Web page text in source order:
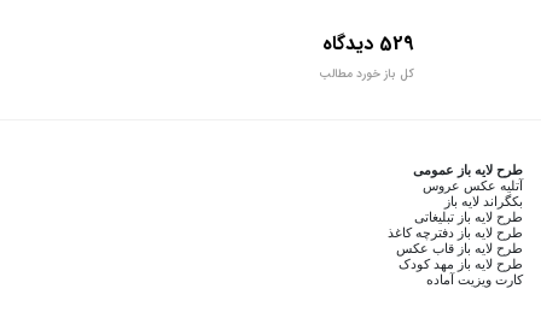
529 دیدگاه
کل باز خورد مطالب
طرح لایه باز عمومی
آتلیه عکس عروس
بکگراند لایه باز
طرح لایه باز تبلیغاتی
طرح لایه باز دفترچه کاغذ
طرح لایه باز قاب عکس
طرح لایه باز مهد کودک
کارت ویزیت آماده